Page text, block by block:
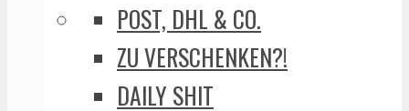
POST, DHL & CO.
ZU VERSCHENKEN?!
DAILY SHIT